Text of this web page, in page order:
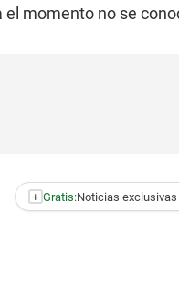
momento no se
+ Gratis:Noticias exclusivas